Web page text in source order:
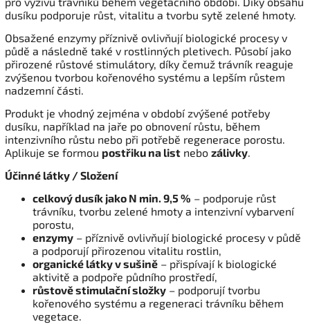
dusíku podporuje růst, vitalitu a tvorbu sytě zelené hmoty.
Obsažené enzymy příznivě ovlivňují biologické procesy v
půdě a následně také v rostlinných pletivech. Působí jako
přirozené růstové stimulátory, díky čemuž trávník reaguje
zvýšenou tvorbou kořenového systému a lepším růstem
nadzemní části.
Produkt je vhodný zejména v období zvýšené potřeby
dusíku, například na jaře po obnovení růstu, během
intenzivního růstu nebo při potřebě regenerace porostu.
Aplikuje se formou postřiku na list nebo zálivky.
Účinné látky / Složení
celkový dusík jako N min. 9,5 % – podporuje růst
trávníku, tvorbu zelené hmoty a intenzivní vybarvení
porostu,
enzymy – příznivě ovlivňují biologické procesy v půdě
a podporují přirozenou vitalitu rostlin,
organické látky v sušině – přispívají k biologické
aktivitě a podpoře půdního prostředí,
růstově stimulační složky – podporují tvorbu
kořenového systému a regeneraci trávníku během
vegetace.